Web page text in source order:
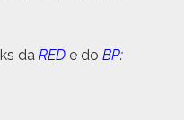
da RED e do BP: